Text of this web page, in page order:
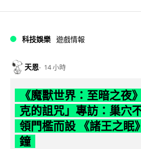
科技娛樂 遊戲情報
天恩 14 小時
《魔獸世界：至暗之夜
克的詛咒」專訪：巢穴
領門檻而設 《諸王之眠
鐘